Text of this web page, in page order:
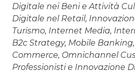
Digitale nei Beni e Attività
Digitale nel Retail,
Turismo, Internet Media,
B2c Strategy, Mobile
Commerce, Omnichannel
Professionisti e Innovazione